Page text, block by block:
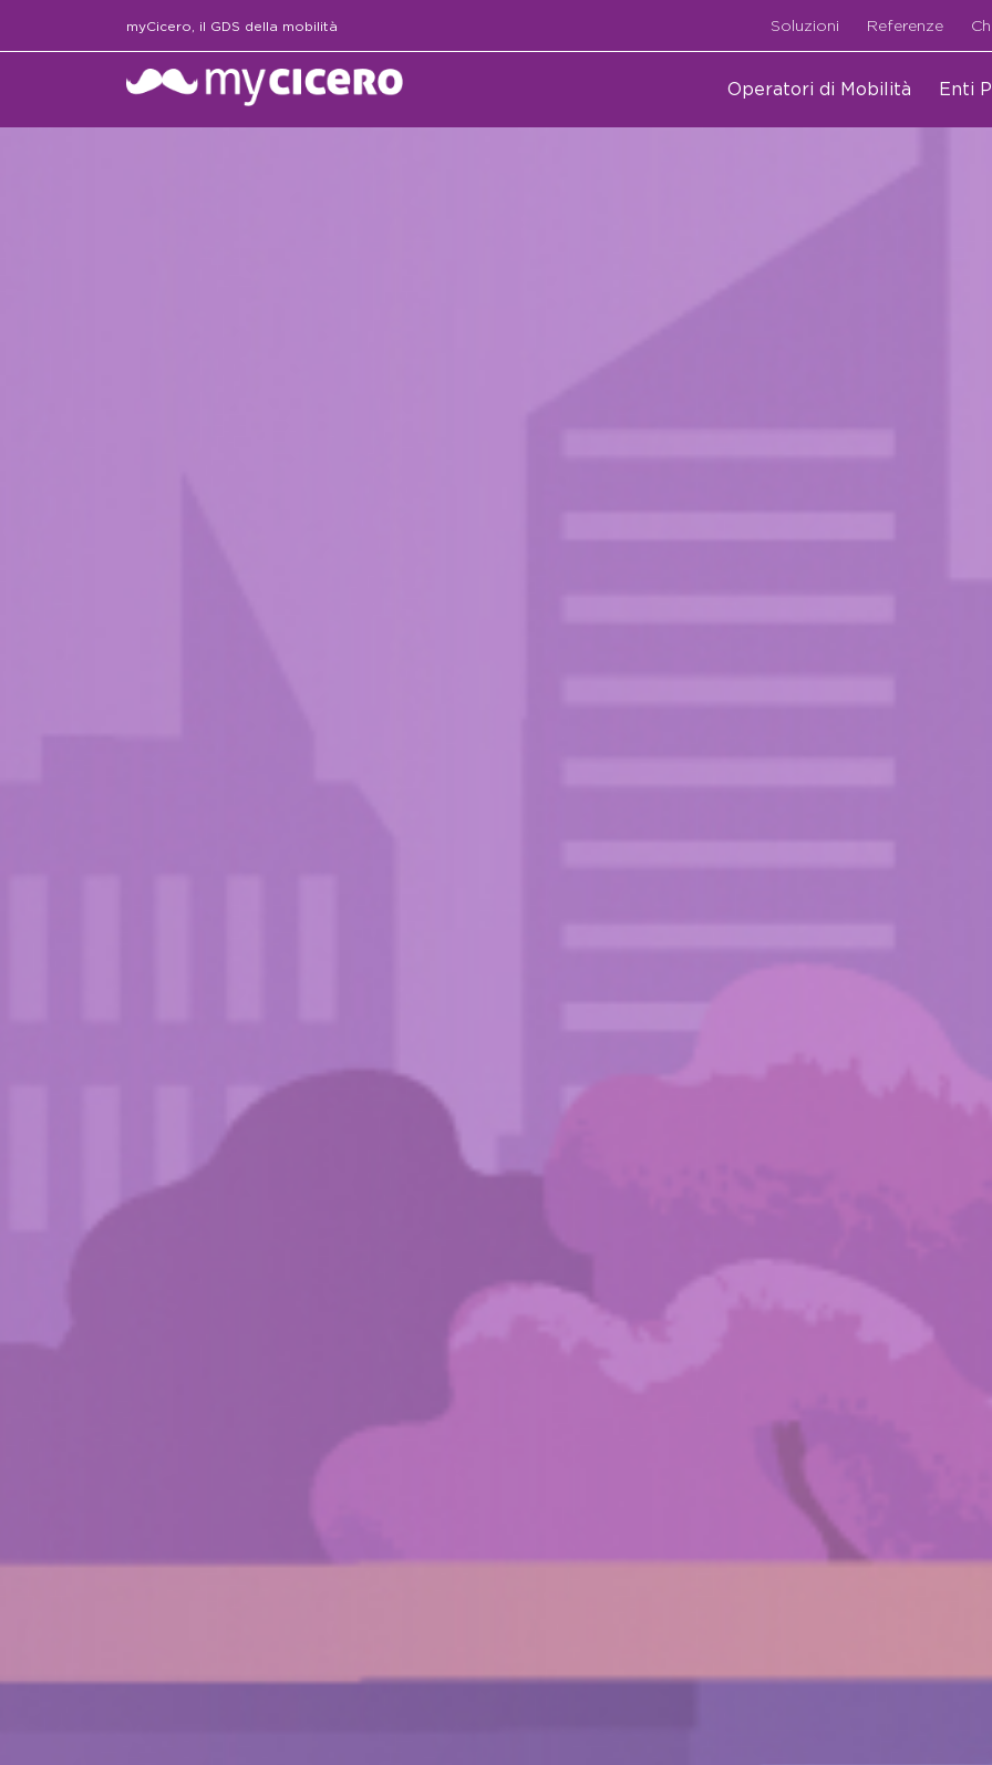
myCicero, il GDS della mobilità Soluzioni Referenze
Operatori di Mobilità Enti